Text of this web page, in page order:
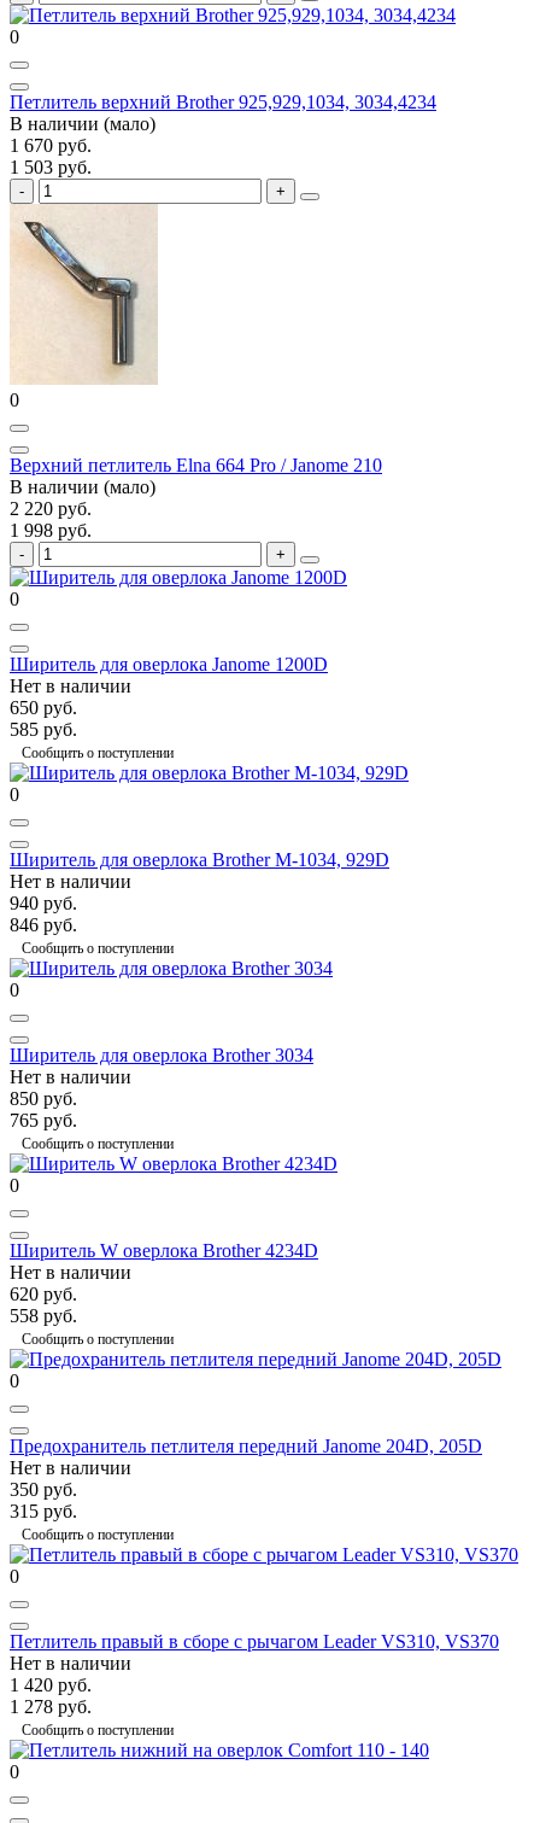
0
Петлитель верхний Brother 925,929,1034, 3034,4234
В наличии (мало)
1 670 руб.
1 503 руб.
0
Верхний петлитель Elna 664 Pro / Janome 210
В наличии (мало)
2 220 руб.
1 998 руб.
0
Ширитель для оверлока Janome 1200D
Нет в наличии
650 руб.
585 руб.
Сообщить о поступлении
0
Ширитель для оверлока Brother M-1034, 929D
Нет в наличии
940 руб.
846 руб.
Сообщить о поступлении
0
Ширитель для оверлока Brother 3034
Нет в наличии
850 руб.
765 руб.
Сообщить о поступлении
0
Ширитель W оверлока Brother 4234D
Нет в наличии
620 руб.
558 руб.
Сообщить о поступлении
0
Предохранитель петлителя передний Janome 204D, 205D
Нет в наличии
350 руб.
315 руб.
Сообщить о поступлении
0
Петлитель правый в сборе с рычагом Leader VS310, VS370
Нет в наличии
1 420 руб.
1 278 руб.
Сообщить о поступлении
0